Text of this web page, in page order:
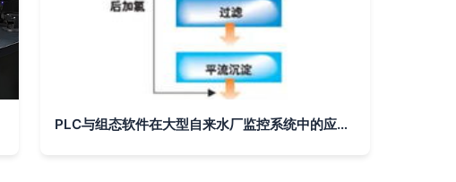
PLC与组态软件在大型自来水厂监控系统中的应用及计算机软件开发探讨